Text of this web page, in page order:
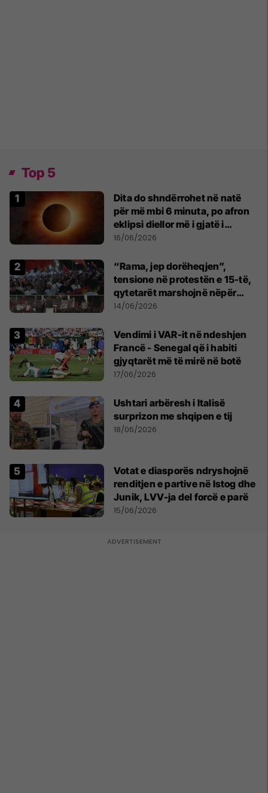
Top 5
Dita do shndërrohet në natë
për më mbi 6 minuta, po afron
eklipsi diellor më i gjatë i
shekullit të 21-të
16/06/2026
“Rama, jep dorëheqjen”,
tensione në protestën e 15-të,
qytetarët marshojnë nëpër
kryeqytet
14/06/2026
Vendimi i VAR-it në ndeshjen
Francë - Senegal që i habiti
gjyqtarët më të mirë në botë
17/06/2026
Ushtari arbëresh i Italisë
surprizon me shqipen e tij
18/06/2026
Votat e diasporës ndryshojnë
renditjen e partive në Istog dhe
Junik, LVV-ja del forcë e parë
15/06/2026